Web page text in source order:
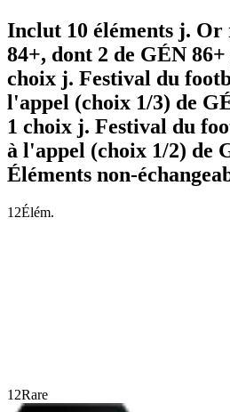
Inclut 10 éléments j. Or
84+, dont 2 de GÉN
choix j. Festival du
l'appel (choix 1/3) de
1 choix j. Festival du
à l'appel (choix 1/2) de
Éléments non-
12Élém.
12Rare